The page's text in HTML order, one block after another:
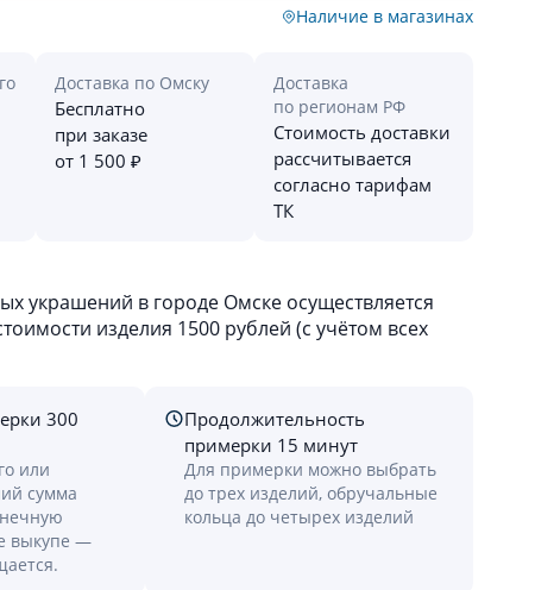
Наличие в магазинах
Доставка по Омску
Бесплатно
при заказе
от 1 500 ₽
Доставка
по регионам РФ
Стоимость доставки
рассчитывается
согласно тарифам
ТК
украшений в городе Омске осуществляется
изделия 1500 рублей (с учётом всех
300
или
сумма
выкупе —
Продолжительность
примерки 15 минут
Для примерки можно выбрать
до трех изделий, обручальные
кольца до четырех изделий